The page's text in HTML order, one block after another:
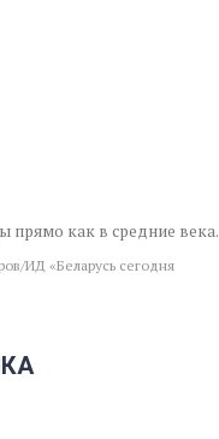
прямо как в средние века.
ИД «Беларусь сегодня